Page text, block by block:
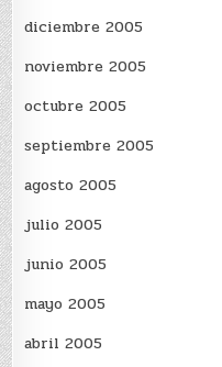
diciembre 2005
noviembre 2005
octubre 2005
septiembre 2005
agosto 2005
julio 2005
junio 2005
mayo 2005
abril 2005